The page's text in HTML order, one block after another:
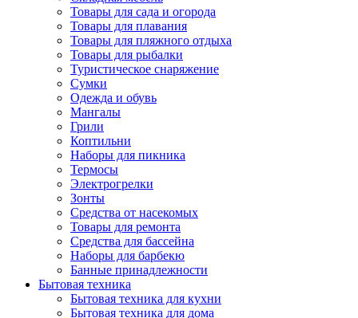
Товары для сада и огорода
Товары для плавания
Товары для пляжного отдыха
Товары для рыбалки
Туристическое снаряжение
Сумки
Одежда и обувь
Мангалы
Грили
Коптильни
Наборы для пикника
Термосы
Электрогрелки
Зонты
Средства от насекомых
Товары для ремонта
Средства для бассейна
Наборы для барбекю
Банные принадлежности
Бытовая техника
Бытовая техника для кухни
Бытовая техника для дома